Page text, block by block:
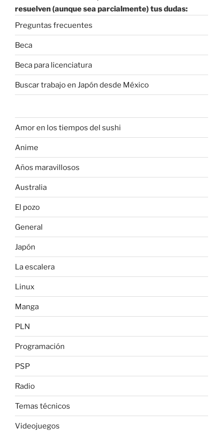
resuelven (aunque sea parcialmente) tus dudas:
Preguntas frecuentes
Beca
Beca para licenciatura
Buscar trabajo en Japón desde México
Amor en los tiempos del sushi
Anime
Años maravillosos
Australia
El pozo
General
Japón
La escalera
Linux
Manga
PLN
Programación
PSP
Radio
Temas técnicos
Videojuegos